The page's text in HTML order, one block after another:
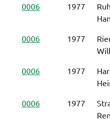
0006
1977
0006
1977
0006
1977
0006
1977